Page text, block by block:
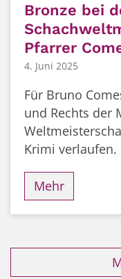
Bronze bei
Pfarrer
4. Juni 2025
Für Bruno
und Rechts der
Krimi verlaufen.
Mehr